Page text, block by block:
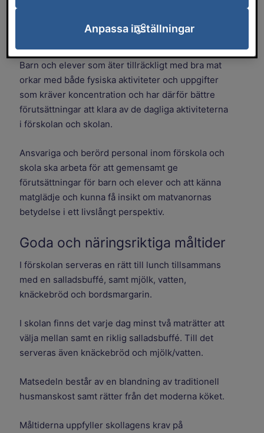
Bra matvanor är en förutsättning för att må bra,
växa, utvecklas, leka, röra på sig och gå i skolan.
Barn och elever som äter tillräckligt med bra mat
orkar med både fysiska aktiviteter och uppgifter
som kräver koncentration och har därför bättre
förutsättningar att klara av de dagliga aktiviteterna
i förskolan och skolan.
Ansvariga och berörd personal inom förskola och
skola ska arbeta för att gemensamt ge
förutsättningar för barn och elever och att känna
matglädje och kunna få insikt om matvanornas
betydelse i ett livslångt perspektiv.
Goda och näringsriktiga måltider
I förskolan serveras en rätt till lunch tillsammans
med en salladsbuffé, samt mjölk, vatten,
knäckebröd och bordsmargarin.
I skolan finns det varje dag minst två maträtter att
välja mellan samt en riklig salladsbuffé. Till det
serveras även knäckebröd och mjölk/vatten.
Matsedeln består av en blandning av traditionell
husmanskost samt rätter från det moderna köket.
Måltiderna uppfyller skollagens krav på
Anpassa inställningar